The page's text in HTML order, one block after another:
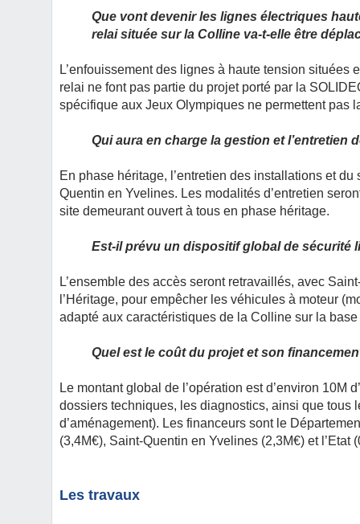
Que vont devenir les lignes électriques
relai située sur la Colline va-t-elle être
L’enfouissement des lignes à haute tension situées
relai ne font pas partie du projet porté par la
spécifique aux Jeux Olympiques ne permettent pas
Qui aura en charge la gestion et l’entretien
En phase héritage, l’entretien des installations et
Quentin en Yvelines. Les modalités d’entretien
site demeurant ouvert à tous en phase héritage.
Est-il prévu un dispositif global de sécurité
L’ensemble des accès seront retravaillés, avec
l’Héritage, pour empêcher les véhicules à moteur
adapté aux caractéristiques de la Colline sur la
Quel est le coût du projet et son
Le montant global de l’opération est d’environ 10M
dossiers techniques, les diagnostics, ainsi que tous
d’aménagement). Les financeurs sont le
(3,4M€), Saint-Quentin en Yvelines (2,3M€) et l’Etat
Les travaux